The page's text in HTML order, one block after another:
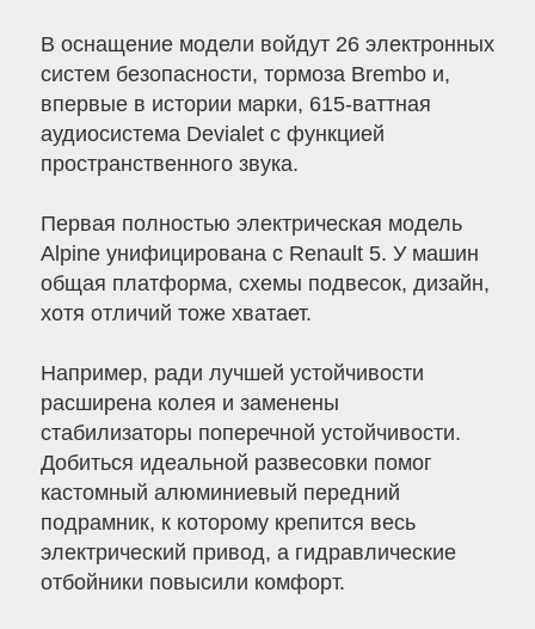
В оснащение модели войдут 26 электронных
систем безопасности, тормоза Brembo и,
впервые в истории марки, 615-ваттная
аудиосистема Devialet с функцией
пространственного звука.
Первая полностью электрическая модель
Alpine унифицирована с Renault 5. У машин
общая платформа, схемы подвесок, дизайн,
хотя отличий тоже хватает.
Например, ради лучшей устойчивости
расширена колея и заменены
стабилизаторы поперечной устойчивости.
Добиться идеальной развесовки помог
кастомный алюминиевый передний
подрамник, к которому крепится весь
электрический привод, а гидравлические
отбойники повысили комфорт.